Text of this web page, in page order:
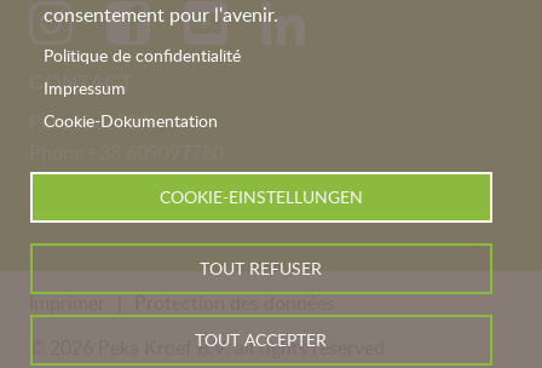
consentement pour l'avenir.
Politique de confidentialité
Impressum
Cookie-Dokumentation
COOKIE-EINSTELLUNGEN
TOUT REFUSER
TOUT ACCEPTER
CONTACT
Peka Kroef B.V
france@pekakroef.com
Imprimer
Protection des données
© 2026 Peka Kroef B.V. all rights reserved